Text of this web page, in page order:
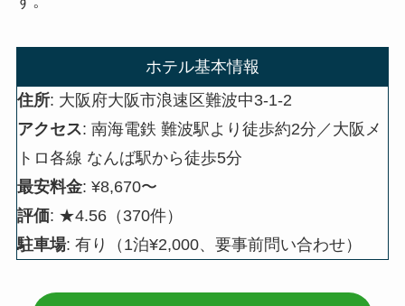
ホテル基本情報
住所: 大阪府大阪市浪速区難波中3-1-2
アクセス: 南海電鉄 難波駅より徒歩約2分／大阪メ
トロ各線 なんば駅から徒歩5分
最安料金: ¥8,670〜
評価: ★4.56（370件）
駐車場: 有り（1泊¥2,000、要事前問い合わせ）